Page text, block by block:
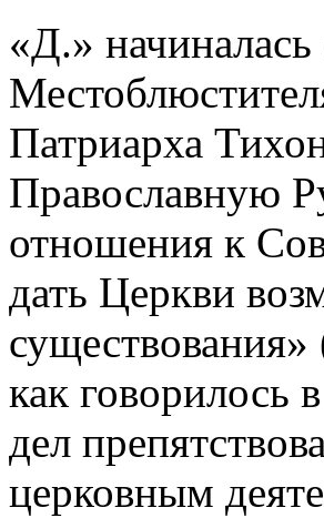
«Д.»
Патриарха
Православную
отношения к
дать Церкви
как говорилось
дел
церковным